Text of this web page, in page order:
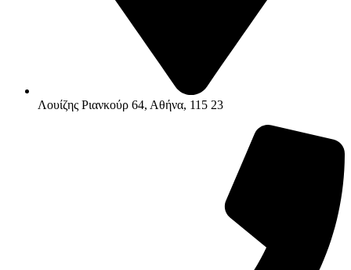
Λουίζης Ριανκούρ 64, Αθήνα, 115 23